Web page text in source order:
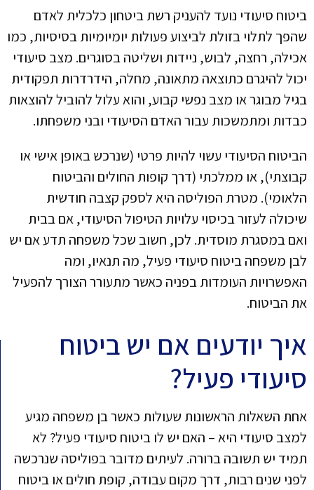
ביטוח סיעודי נועד להעניק רשת ביטחון כלכלית לאדם
שהפך לתלוי בזולת לביצוע פעולות יומיומיות בסיסיות, כמו
אכילה, רחצה, לבוש, ניידות ושליטה בסוגרים. מצב סיעודי
יכול להיגרם כתוצאה מתאונה, מחלה, הידרדרות תפקודית
בגיל מבוגר או מצב נפשי קבוע, והוא עלול להוביל להוצאות
כבדות ומתמשכות עבור האדם הסיעודי ובני משפחתו.
הביטוח הסיעודי עשוי להיות פרטי (שנרכש באופן אישי או
קבוצתי), או ממלכתי (דרך קופות החולים והביטוח
הלאומי). מטרת הפוליסה היא לספק קצבה חודשית
שיכולה לעזור בכיסוי עלויות הטיפול הסיעודי, אם בבית
ואם במסגרת מוסדית. לכן, חשוב שכל משפחה תדע אם יש
לבן משפחה ביטוח סיעודי פעיל, מה תנאיו, ומה
האפשרויות העומדות בפניה כאשר מתעורר הצורך להפעיל
את הביטוח.
איך יודעים אם יש ביטוח
סיעודי פעיל?
אחת השאלות הראשונות שעולות כאשר בן משפחה מגיע
למצב סיעודי היא – האם יש לו ביטוח סיעודי פעיל? לא
תמיד יש תשובה ברורה. לעיתים מדובר בפוליסה שנרכשה
לפני שנים רבות, דרך מקום עבודה, קופת חולים או ביטוח